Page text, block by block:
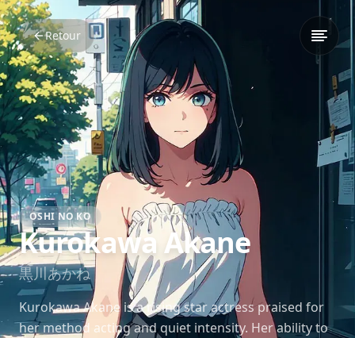
Retour
OSHI NO KO
Kurokawa Akane
黒川あかね
Kurokawa Akane is a rising star actress praised for
her method acting and quiet intensity. Her ability to